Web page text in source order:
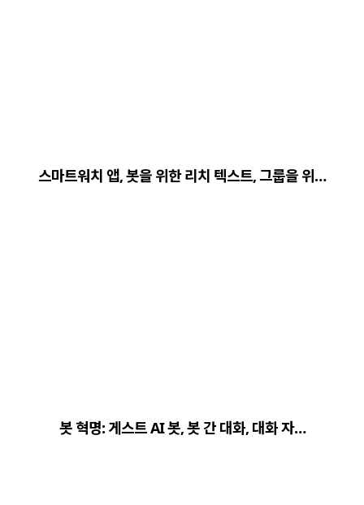
스마트워치 앱, 봇을 위한 리치 텍스트, 그룹을 위…
봇 혁명: 게스트 AI 봇, 봇 간 대화, 대화 자…